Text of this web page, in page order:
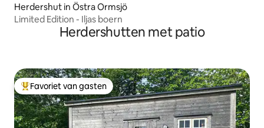
Herdershut in Östra Ormsjö
Limited Edition - Iljas boern
Herdershutten met patio
Topfavoriet van gasten
Favoriet van gasten